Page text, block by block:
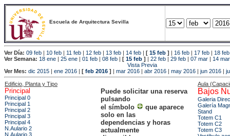
Escuela de Arquitectura Sevilla
Ver Día: 09 feb | 10 feb | 11 feb | 12 feb | 13 feb | 14 feb | [ 15 feb ] | 16 feb | 17 feb | 18 feb
Ver Semana: 18 ene | 25 ene | 01 feb | 08 feb | [ 15 feb ] | 22 feb | 29 feb | 07 mar | 14 mar
Vista Previa
Ver Mes: dic 2015 | ene 2016 | [ feb 2016 ] | mar 2016 | abr 2016 | may 2016 | jun 2016 |
Edificio, Planta y Tipo
Principal
Principal 0
Principal 1
Principal 2
Principal 3
Principal 4
N.Aulario 2
N.Aulario 3
Puede solicitar una reserva
pulsando
el símbolo
que aparece
solo en las
dependencias y horas
actualmente
Aula
Bajos
Galeria
Galería
Stand
Totem C1
Totem C2
Totem C3